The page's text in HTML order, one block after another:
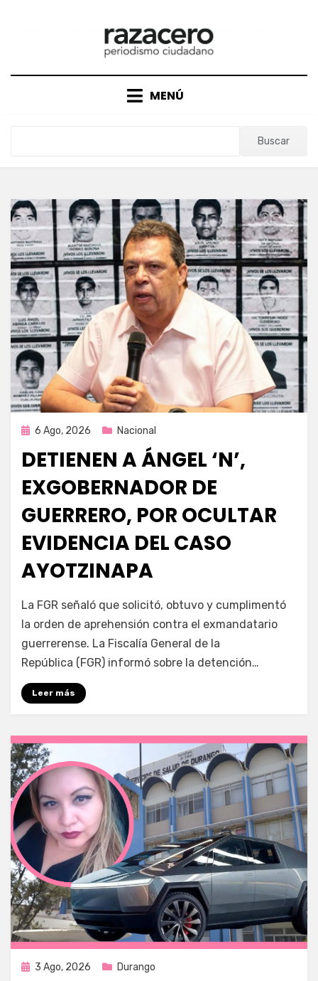
MENÚ
Buscar
Publicada
6 Ago, 2026 Nacional
DETIENEN A ÁNGEL ‘N’,
EXGOBERNADOR DE
GUERRERO, POR OCULTAR
EVIDENCIA DEL CASO
AYOTZINAPA
porFernando Miranda Servín
La FGR señaló que solicitó, obtuvo y cumplimentó
la orden de aprehensión contra el exmandatario
guerrerense. La Fiscalía General de la
República (FGR) informó sobre la detención…
Leer más
Publicada
3 Ago, 2026 Durango